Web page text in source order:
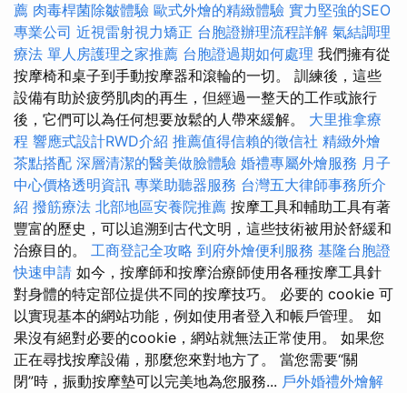
薦 肉毒桿菌除皺體驗 歐式外燴的精緻體驗 實力堅強的SEO
專業公司 近視雷射視力矯正 台胞證辦理流程詳解 氣結調理
療法 單人房護理之家推薦 台胞證過期如何處理 我們擁有從
按摩椅和桌子到手動按摩器和滾輪的一切。 訓練後，這些
設備有助於疲勞肌肉的再生，但經過一整天的工作或旅行
後，它們可以為任何想要放鬆的人帶來緩解。 大里推拿療
程 響應式設計RWD介紹 推薦值得信賴的徵信社 精緻外燴
茶點搭配 深層清潔的醫美做臉體驗 婚禮專屬外燴服務 月子
中心價格透明資訊 專業助聽器服務 台灣五大律師事務所介
紹 撥筋療法 北部地區安養院推薦 按摩工具和輔助工具有著
豐富的歷史，可以追溯到古代文明，這些技術被用於舒緩和
治療目的。 工商登記全攻略 到府外燴便利服務 基隆台胞證
快速申請 如今，按摩師和按摩治療師使用各種按摩工具針
對身體的特定部位提供不同的按摩技巧。 必要的 cookie 可
以實現基本的網站功能，例如使用者登入和帳戶管理。 如
果沒有絕對必要的cookie，網站就無法正常使用。 如果您
正在尋找按摩設備，那麼您來對地方了。 當您需要“關
閉”時，振動按摩墊可以完美地為您服務... 戶外婚禮外燴解